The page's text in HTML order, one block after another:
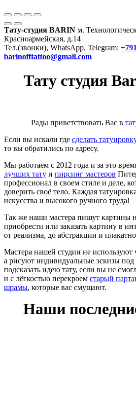
Тату-студия BARIN м.
Красноармейская, д.14
Тел.(звонки), WhatsApp, Telegram:
barinofftattoo@gmail.com
Тату студия
Рады приветствовать Вас в
Если вы искали где сделать
то вы обратились по адресу.
Мы работаем с 2012 года и за это
лучших тату и пирсинг мастеров
профессионал в своем стиле и деле,
доверить своё тело. Каждая
искусства и высокого ручного труда!
Так же наши мастера пишут картины
приобрести или заказать картину в
от реализма, до абстракции и
Мастера нашей студии не используют
а рисуют индивидуальные эскизы
подсказать идею тату, если вы не
и с лёгкостью перекроем старый
шрамы, которые вас смущают.
Наши